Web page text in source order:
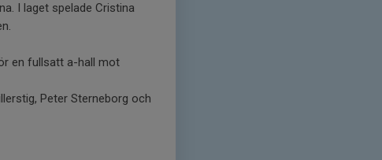
I laget spelade Cristina
en fullsatt a-hall mot
Peter Sterneborg och